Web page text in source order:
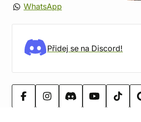
WhatsApp
Přidej se na Discord!